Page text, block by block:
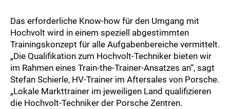
Das erforderliche Know-how für den Umgang mit
Hochvolt wird in einem speziell abgestimmten
Trainingskonzept für alle Aufgabenbereiche vermittelt.
„Die Qualifikation zum Hochvolt-Techniker bieten wir
im Rahmen eines Train-the-Trainer-Ansatzes an“, sagt
Stefan Schierle, HV-Trainer im Aftersales von Porsche.
„Lokale Markttrainer im jeweiligen Land qualifizieren
die Hochvolt-Techniker der Porsche Zentren.